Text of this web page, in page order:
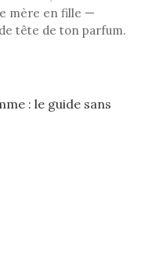
mère en fille —
tête de ton parfum.